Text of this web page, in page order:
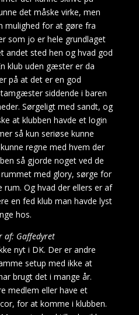
det måske virke, men
mulighed for at gøre fra
som jo er hele grundlaget
andet sted hen og hvad god
klub uden gæster er da
på at det er en god
siddende i baren
Sørgeligt med sandt, og
at klubben havde et login
så kun seriøse kunne
regne med hvem der
så gjorde noget ved de
med glory, sørge for
rum. Og hvad der ellers er af
en fed klub man havde lyst
hos.
af: Gaffedyret
nyt i DK. Der er andre
setup med ikke at
brugt det i mange år.
medlem eller have et
for at komme i klubben.